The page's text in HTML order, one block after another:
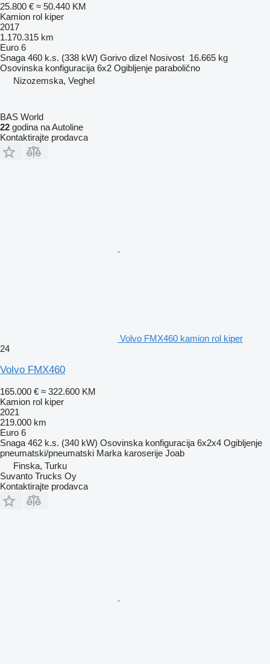
25.800 € ≈ 50.440 KM
Kamion rol kiper
2017
1.170.315 km
Euro 6
Snaga 460 k.s. (338 kW) Gorivo dizel Nosivost 16.665 kg
Osovinska konfiguracija 6x2 Ogibljenje parabolično
Nizozemska, Veghel
BAS World
22 godina na Autoline
Kontaktirajte prodavca
Volvo FMX460 kamion rol kiper
24
Volvo FMX460
165.000 € ≈ 322.600 KM
Kamion rol kiper
2021
219.000 km
Euro 6
Snaga 462 k.s. (340 kW) Osovinska konfiguracija 6x2x4 Ogibljenje
pneumatski/pneumatski Marka karoserije Joab
Finska, Turku
Suvanto Trucks Oy
Kontaktirajte prodavca